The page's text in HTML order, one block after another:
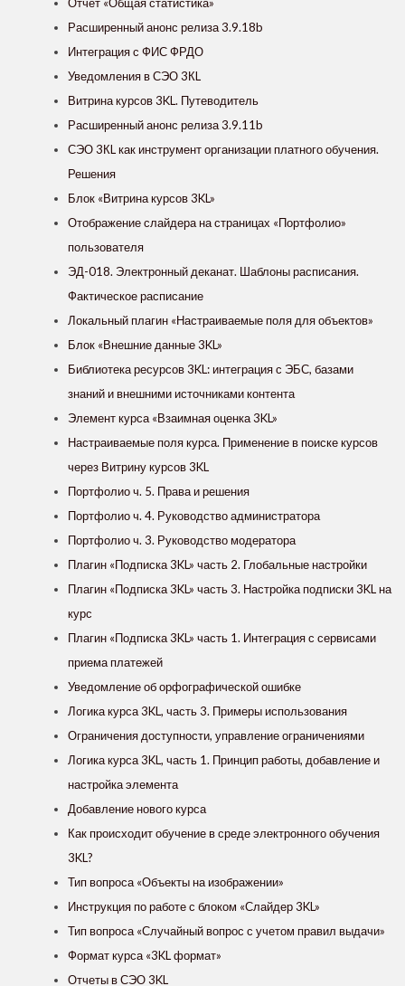
Отчет «Общая статистика»
Расширенный анонс релиза 3.9.18b
Интеграция с ФИС ФРДО
Уведомления в СЭО 3КL
Витрина курсов 3KL. Путеводитель
Расширенный анонс релиза 3.9.11b
СЭО 3КL как инструмент организации платного обучения.
Решения
Блок «Витрина курсов 3KL»
Отображение слайдера на страницах «Портфолио»
пользователя
ЭД-018. Электронный деканат. Шаблоны расписания.
Фактическое расписание
Локальный плагин «Настраиваемые поля для объектов»
Блок «Внешние данные 3KL»
Библиотека ресурсов 3KL: интеграция с ЭБС, базами
знаний и внешними источниками контента
Элемент курса «Взаимная оценка 3KL»
Настраиваемые поля курса. Применение в поиске курсов
через Витрину курсов 3KL
Портфолио ч. 5. Права и решения
Портфолио ч. 4. Руководство администратора
Портфолио ч. 3. Руководство модератора
Плагин «Подписка 3KL» часть 2. Глобальные настройки
Плагин «Подписка 3KL» часть 3. Настройка подписки 3KL на
курс
Плагин «Подписка 3KL» часть 1. Интеграция с сервисами
приема платежей
Уведомление об орфографической ошибке
Логика курса 3KL, часть 3. Примеры использования
Ограничения доступности, управление ограничениями
Логика курса 3KL, часть 1. Принцип работы, добавление и
настройка элемента
Добавление нового курса
Как происходит обучение в среде электронного обучения
3KL?
Тип вопроса «Объекты на изображении»
Инструкция по работе с блоком «Слайдер 3KL»
Тип вопроса «Случайный вопрос с учетом правил выдачи»
Формат курса «3KL формат»
Отчеты в СЭО 3KL